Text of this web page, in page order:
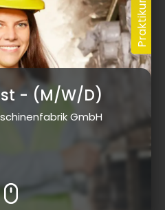
- (M/W/D)
GmbH